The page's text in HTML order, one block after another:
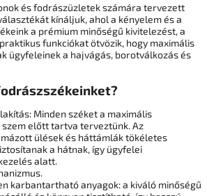
és fodrászüzletek számára tervezett
kínáljuk, ahol a kényelem és a
a prémium minőségű kivitelezést, a
funkciókat ötvözik, hogy maximális
ügyfeleinek a hajvágás, borotválkozás és
Minden széket a maximális
előtt tartva terveztünk. Az
ülések és háttámlák tökéletes
a hátnak, így ügyfelei
alatt.
karbantartható anyagok: a kiváló minőségű